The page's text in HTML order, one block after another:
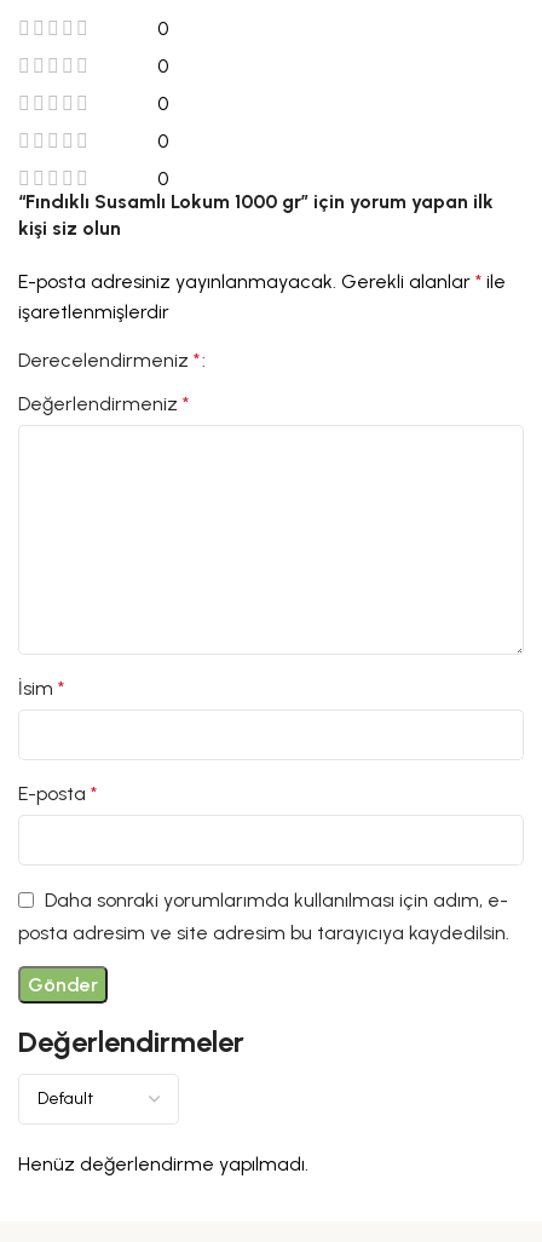
0
0
0
0
0
Değerlendirmeler
Henüz değerlendirme yapılmadı.
“Fındıklı Susamlı Lokum 1000 gr” için yorum yapan ilk
kişi siz olun
E-posta adresiniz yayınlanmayacak. Gerekli alanlar* ile
işaretlenmişlerdir
Derecelendirmeniz*
Değerlendirmeniz*
İsim*
E-posta*
Daha sonraki yorumlarımda kullanılması için adım, e-
posta adresim ve site adresim bu tarayıcıya kaydedilsin.